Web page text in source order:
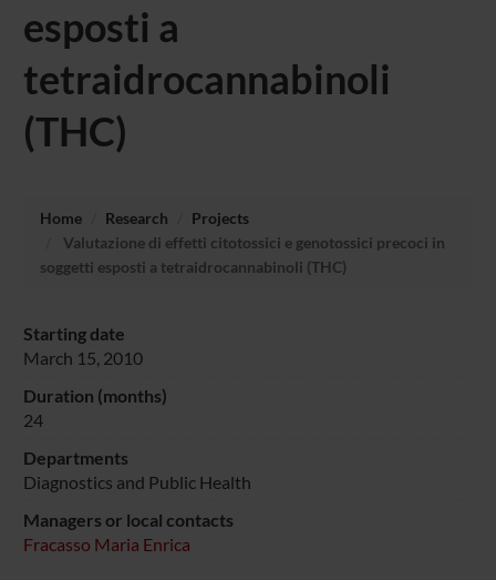
esposti a
tetraidrocannabinoli
(THC)
Home Research
Projects
Valutazione di effetti citotossici e genotossici precoci in
soggetti esposti a tetraidrocannabinoli (THC)
Starting date
March 15, 2010
Duration (months)
24
Departments
Diagnostics and Public Health
Managers or local contacts
Fracasso Maria Enrica